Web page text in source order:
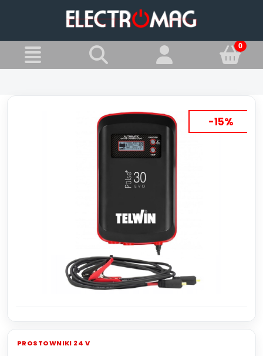
Prostowniki 24 V
-15%
PROSTOWNIKI 24 V